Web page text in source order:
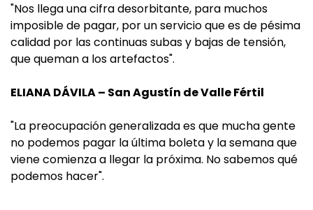
"Nos llega una cifra desorbitante, para muchos
imposible de pagar, por un servicio que es de pésima
calidad por las continuas subas y bajas de tensión,
que queman a los artefactos".
ELIANA DÁVILA – San Agustín de Valle Fértil
"La preocupación generalizada es que mucha gente
no podemos pagar la última boleta y la semana que
viene comienza a llegar la próxima. No sabemos qué
podemos hacer".